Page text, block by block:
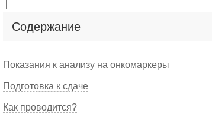
Содержание
Показания к анализу на онкомаркеры
Подготовка к сдаче
Как проводится?